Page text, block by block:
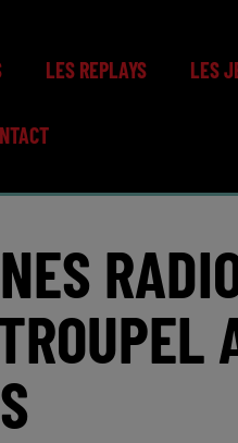
LES REPLAYS LES